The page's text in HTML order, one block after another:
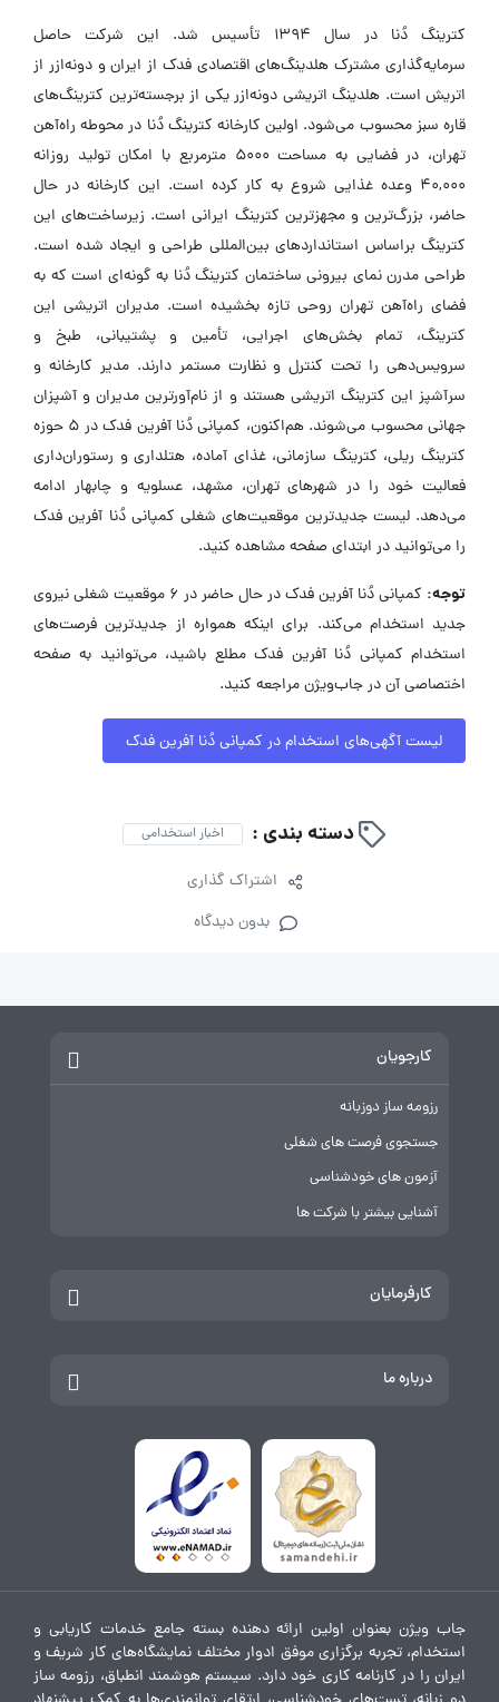
کترینگ دُنا در سال ۱۳۹۴ تأسیس شد. این شرکت حاصل
سرمایه‌گذاری مشترک هلدینگ‌های اقتصادی فدک از ایران و دونه‌ازر از
اتریش است. هلدینگ اتریشی دونه‌ازر یکی از برجسته‌ترین کترینگ‌های
قاره سبز محسوب می‌شود. اولین کارخانه کترینگ دُنا در محوطه راه‌آهن
تهران، در فضایی به مساحت ۵۰۰۰ مترمربع با امکان تولید روزانه
۴۰,۰۰۰ وعده غذایی شروع به کار کرده است. این کارخانه در حال
حاضر، بزرگ‌ترین و مجهزترین کترینگ ایرانی است. زیرساخت‌های این
کترینگ براساس استانداردهای بین‌المللی طراحی و ایجاد شده است.
طراحی مدرن نمای بیرونی ساختمان کترینگ دُنا به گونه‌ای است که به
فضای راه‌آهن تهران روحی تازه بخشیده است. مدیران اتریشی این
کترینگ، تمام بخش‌های اجرایی، تأمین و پشتیبانی، طبخ و
سرویس‌دهی را تحت کنترل و نظارت مستمر دارند. مدیر کارخانه و
سرآشپز این کترینگ اتریشی هستند و از نام‌آورترین مدیران و آشپزان
جهانی محسوب می‌شوند. هم‌اکنون، کمپانی دُنا آفرین فدک در ۵ حوزه
کترینگ ریلی، کترینگ سازمانی، غذای آماده، هتلداری و رستوران‌داری
فعالیت خود را در شهرهای تهران، مشهد، عسلویه و چابهار ادامه
می‌دهد. لیست جدیدترین موقعیت‌های شغلی کمپانی دُنا آفرین فدک
را می‌توانید در ابتدای صفحه مشاهده کنید.
توجه:
کمپانی دُنا آفرین فدک در حال حاضر در ۶ موقعیت شغلی نیروی
جدید استخدام می‌کند. برای اینکه همواره از جدیدترین فرصت‌های
استخدام کمپانی دُنا آفرین فدک مطلع باشید، می‌توانید به صفحه
اختصاصی آن در جاب‌ویژن مراجعه کنید.
لیست آگهی‌های استخدام در کمپانی دُنا آفرین فدک
دسته بندی : اخبار استخدامی
اشتراک گذاری
بدون دیدگاه
کارجویان
رزومه ساز دوزبانه
جستجوی فرصت های شغلی
آزمون های خودشناسی
آشنایی بیشتر با شرکت ها
کارفرمایان
درباره ما
جاب ویژن بعنوان اولین ارائه دهنده بسته جامع خدمات کاریابی و
استخدام، تجربه برگزاری موفق ادوار مختلف نمایشگاه‌های کار شریف و
ایران را در کارنامه کاری خود دارد. سیستم هوشمند انطباق، رزومه ساز